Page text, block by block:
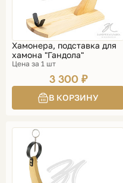
Хамонера, подставка для
хамона "Гандола"
Цена за 1 шт
3 300 ₽